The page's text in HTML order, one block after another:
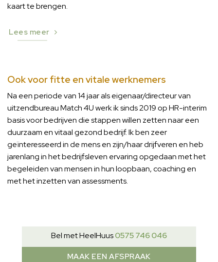
kaart te brengen.
Lees meer
Ook voor fitte en vitale werknemers
Na een periode van 14 jaar als eigenaar/directeur van
uitzendbureau Match 4U werk ik sinds 2019 op HR-interim
basis voor bedrijven die stappen willen zetten naar een
duurzaam en vitaal gezond bedrijf. Ik ben zeer
geïnteresseerd in de mens en zijn/haar drijfveren en heb
jarenlang in het bedrijfsleven ervaring opgedaan met het
begeleiden van mensen in hun loopbaan, coaching en
met het inzetten van assessments.
Bel met HeelHuus0575 746 046
MAAK EEN AFSPRAAK